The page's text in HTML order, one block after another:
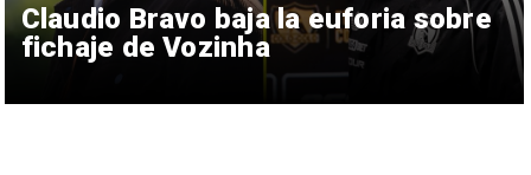
Claudio Bravo baja la euforia sobre
fichaje de Vozinha